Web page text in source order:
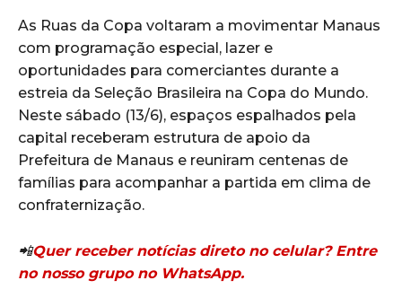
As Ruas da Copa voltaram a movimentar Manaus
com programação especial, lazer e
oportunidades para comerciantes durante a
estreia da Seleção Brasileira na Copa do Mundo.
Neste sábado (13/6), espaços espalhados pela
capital receberam estrutura de apoio da
Prefeitura de Manaus e reuniram centenas de
famílias para acompanhar a partida em clima de
confraternização.
📲Quer receber notícias direto no celular? Entre
no nosso grupo no WhatsApp.